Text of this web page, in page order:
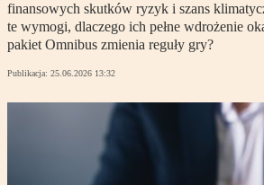
finansowych skutków ryzyk i szans
te wymogi, dlaczego ich pełne wdrożenie
pakiet Omnibus zmienia reguły gry?
Publikacja: 25.06.2026 13:32